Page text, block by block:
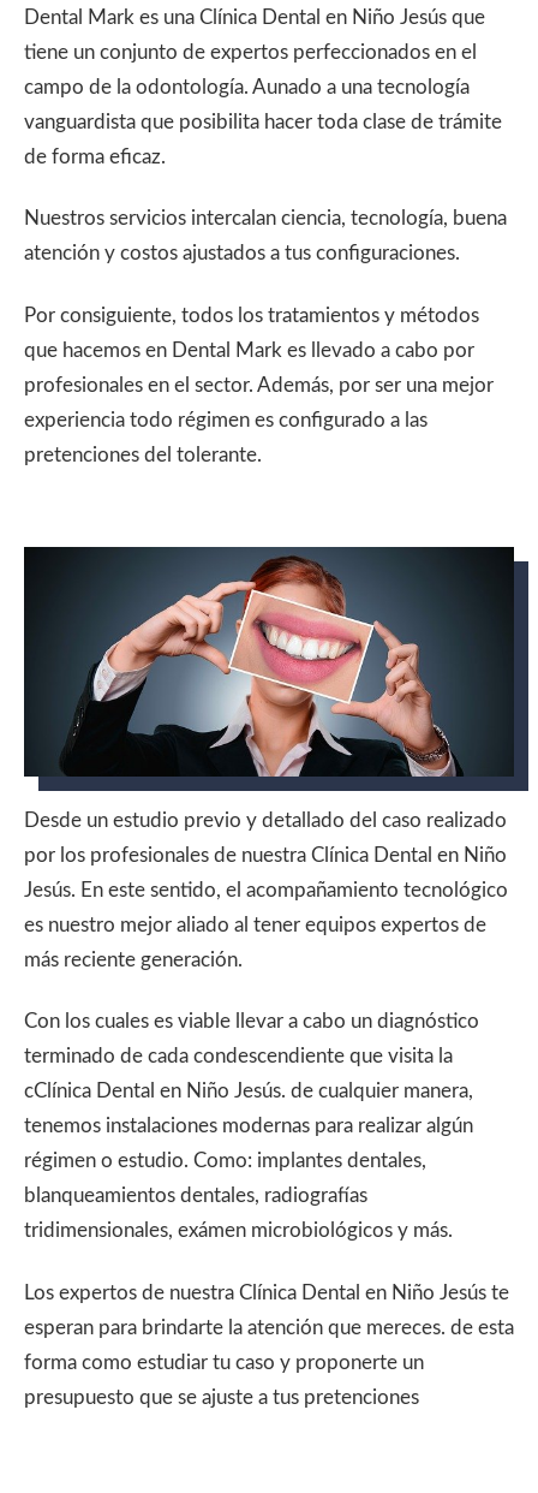
Dental Mark es una Clínica Dental en Niño Jesús que
tiene un conjunto de expertos perfeccionados en el
campo de la odontología. Aunado a una tecnología
vanguardista que posibilita hacer toda clase de trámite
de forma eficaz.
Nuestros servicios intercalan ciencia, tecnología, buena
atención y costos ajustados a tus configuraciones.
Por consiguiente, todos los tratamientos y métodos
que hacemos en Dental Mark es llevado a cabo por
profesionales en el sector. Además, por ser una mejor
experiencia todo régimen es configurado a las
pretenciones del tolerante.
Desde un estudio previo y detallado del caso realizado
por los profesionales de nuestra Clínica Dental en Niño
Jesús. En este sentido, el acompañamiento tecnológico
es nuestro mejor aliado al tener equipos expertos de
más reciente generación.
Con los cuales es viable llevar a cabo un diagnóstico
terminado de cada condescendiente que visita la
cClínica Dental en Niño Jesús. de cualquier manera,
tenemos instalaciones modernas para realizar algún
régimen o estudio. Como: implantes dentales,
blanqueamientos dentales, radiografías
tridimensionales, exámen microbiológicos y más.
Los expertos de nuestra Clínica Dental en Niño Jesús te
esperan para brindarte la atención que mereces. de esta
forma como estudiar tu caso y proponerte un
presupuesto que se ajuste a tus pretenciones